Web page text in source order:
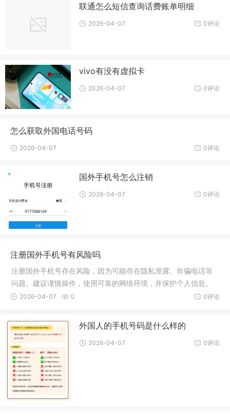
联通怎么短信查询话费账单明细
0评论
2026-04-07
vivo有没有虚拟卡
0评论
2026-04-07
怎么获取外国电话号码
0评论
2026-04-07
国外手机号怎么注销
0评论
2026-04-07
注册国外手机号有风险吗
注册国外手机号存在风险，因为可能存在隐私泄露、诈骗电话等
问题。建议谨慎操作，使用可靠的网络环境，并保护个人信息。
如有必要，请咨询专业人士获取更多建议。
0评论
2026-04-07 0
外国人的手机号码是什么样的
0评论
2026-04-07